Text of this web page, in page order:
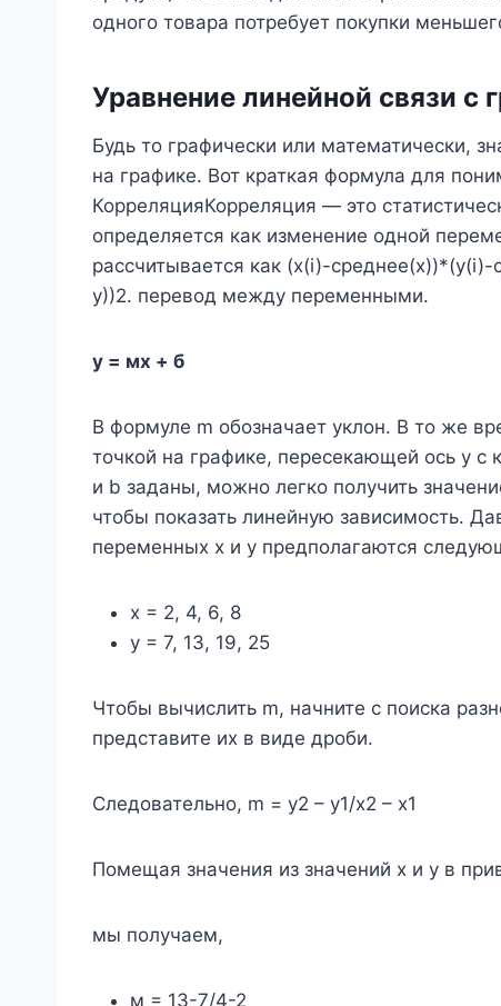
одного товара потребует покупки
Уравнение линейной связи с
Будь то графически или математически,
на графике. Вот краткая формула для
КорреляцияКорреляция — это
определяется как изменение одной
рассчитывается как (x(i)-
y))2. перевод между переменными.
у = мх + б
В формуле m обозначает уклон. В то же
точкой на графике, пересекающей ось y с
и b заданы, можно легко получить
чтобы показать линейную зависимость.
переменных x и y предполагаются
х = 2, 4, 6, 8
у = 7, 13, 19, 25
Чтобы вычислить m, начните с поиска
представите их в виде дроби.
Следовательно, m = y2 – y1/x2 – x1
Помещая значения из значений x и y в
мы получаем,
м = 13-7/4-2